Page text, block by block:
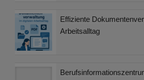
Effiziente
Arbeitsalltag